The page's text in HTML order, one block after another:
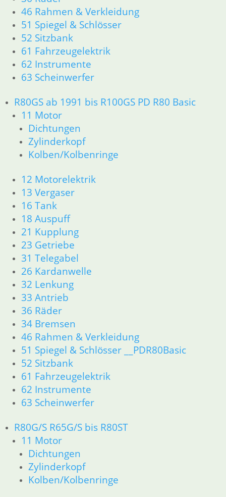
46 Rahmen & Verkleidung
51 Spiegel & Schlösser
52 Sitzbank
61 Fahrzeugelektrik
62 Instrumente
63 Scheinwerfer
R80GS ab 1991 bis R100GS PD R80 Basic
11 Motor
Dichtungen
Zylinderkopf
Kolben/Kolbenringe
12 Motorelektrik
13 Vergaser
16 Tank
18 Auspuff
21 Kupplung
23 Getriebe
31 Telegabel
26 Kardanwelle
32 Lenkung
33 Antrieb
36 Räder
34 Bremsen
46 Rahmen & Verkleidung
51 Spiegel & Schlösser __PDR80Basic
52 Sitzbank
61 Fahrzeugelektrik
62 Instrumente
63 Scheinwerfer
R80G/S R65G/S bis R80ST
11 Motor
Dichtungen
Zylinderkopf
Kolben/Kolbenringe
32 Lenkung
33 Antrieb
34 Bremsen
36 Räder
46 Rahmen & Verkleidung
51 Spiegel & Schlösser
52 Sitzbank
62 Instrumente
63 Scheinwerfer
R60/6 – R90/S
11 Motor
Dichtungen
Kolben/Kolbenringe
12 Motorelektrik
13 Vergaser
16 Tank
18 Auspuff
21 Kupplung
23 Getriebe
26 Kardanwelle
31 Telegabel
32 Lenkung
33 Antrieb
34 Bremsen
36 Räder
46 Rahmen & Verkleidung R60/6 – R90/S
51 Spiegel & Schlösser
52 Sitzbank
61 Fahrzeugelektrik
62 Instrumente
R 60/7 – R 100 RT Bj. 1976 – 1979
11 Motor
Dichtungen
Zylinderkopf
12 Motorelektrik
13 Vergaser
16 Tank
18 Auspuff
21 Kupplung